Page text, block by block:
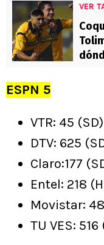
VER
ESPN 5
VTR: 45
DTV: 625
Claro:177
Entel: 218
Movistar:
TU VES: 516